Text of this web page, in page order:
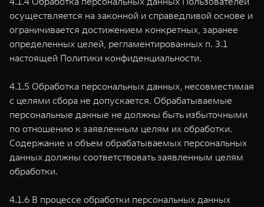
осуществляется на законной и справедливой основе и
ограничивается достижением конкретных, заранее
определенных целей, регламентированных п. 3.1
настоящей Политики конфиденциальности.
4.1.5 Обработка персональных данных, несовместимая
с целями сбора не допускается. Обрабатываемые
персональные данные не должны быть избыточными
по отношению к заявленным целям их обработки.
Содержание и объем обрабатываемых персональных
данных должны соответствовать заявленным целям
обработки.
4.1.6 В процессе обработки персональных данных